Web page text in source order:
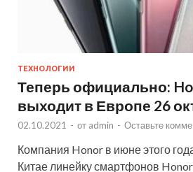
ТЕХНОЛОГИИ
Теперь официально:
выходит в Европе 26
02.10.2021 - от admin - Оставьте
Компания Honor в июне этого
Китае линейку смартфонов